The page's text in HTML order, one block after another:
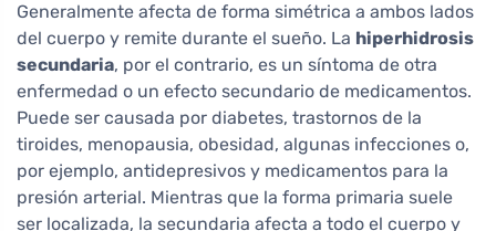
Generalmente afecta de forma simétrica a ambos lados
del cuerpo y remite durante el sueño. La hiperhidrosis
secundaria, por el contrario, es un síntoma de otra
enfermedad o un efecto secundario de medicamentos.
Puede ser causada por diabetes, trastornos de la
tiroides, menopausia, obesidad, algunas infecciones o,
por ejemplo, antidepresivos y medicamentos para la
presión arterial. Mientras que la forma primaria suele
ser localizada, la secundaria afecta a todo el cuerpo y